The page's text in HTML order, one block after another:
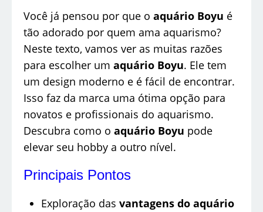
Você já pensou por que o aquário Boyu é
tão adorado por quem ama aquarismo?
Neste texto, vamos ver as muitas razões
para escolher um aquário Boyu. Ele tem
um design moderno e é fácil de encontrar.
Isso faz da marca uma ótima opção para
novatos e profissionais do aquarismo.
Descubra como o aquário Boyu pode
elevar seu hobby a outro nível.
Principais Pontos
Exploração das vantagens do aquário